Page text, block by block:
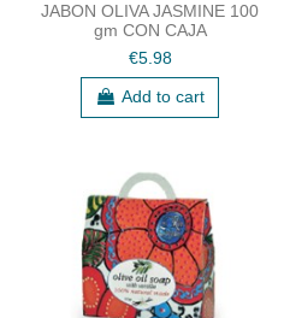
JABON OLIVA JASMINE 100
gm CON CAJA
€5.98
Add to cart